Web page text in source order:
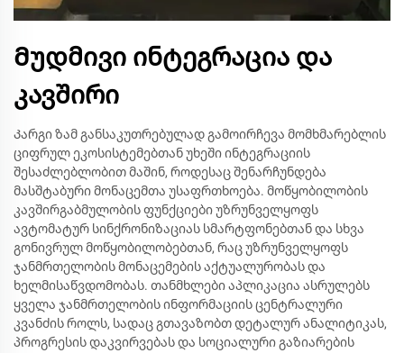
Მუდმივი ინტეგრაცია და
კავშირი
Კარგი ზამ განსაკუთრებულად გამოირჩევა მომხმარებლის
ციფრულ ეკოსისტემებთან უხეში ინტეგრაციის
შესაძლებლობით მაშინ, როდესაც შენარჩუნდება
მასშტაბური მონაცემთა უსაფრთხოება. მოწყობილობის
კავშირგაბმულობის ფუნქციები უზრუნველყოფს
ავტომატურ სინქრონიზაციას სმარტფონებთან და სხვა
გონივრულ მოწყობილობებთან, რაც უზრუნველყოფს
ჯანმრთელობის მონაცემების აქტუალურობას და
ხელმისაწვდომობას. თანმხლები აპლიკაცია ასრულებს
ყველა ჯანმრთელობის ინფორმაციის ცენტრალური
კვანძის როლს, სადაც გთავაზობთ დეტალურ ანალიტიკას,
პროგრესის დაკვირვებას და სოციალური გაზიარების